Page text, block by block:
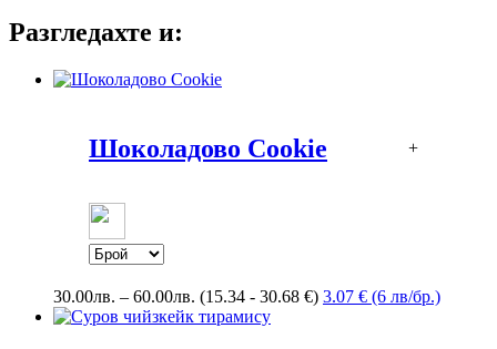
Разгледахте и:
Шоколадово Cookie +
30.00лв. – 60.00лв. Price
range:
(15.34 - 30.68 €) 3.07 € (6 лв/бр.)